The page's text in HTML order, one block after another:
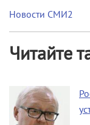
Новости СМИ2
Читайте